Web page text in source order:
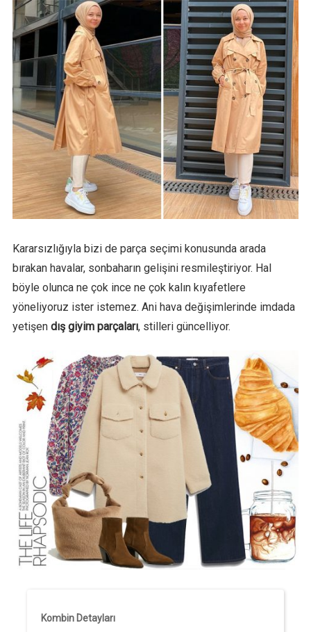
Kararsızlığıyla bizi de parça seçimi konusunda arada
bırakan havalar, sonbaharın gelişini resmileştiriyor. Hal
böyle olunca ne çok ince ne çok kalın kıyafetlere
yöneliyoruz ister istemez. Ani hava değişimlerinde imdada
yetişen dış giyim parçaları, stilleri güncelliyor.
Kombin Detayları